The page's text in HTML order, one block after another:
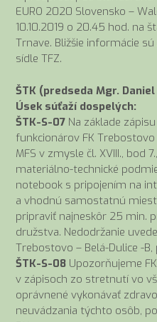
EURO 2020 Slovensko –
10.10.2019 o 20.45 hod. na
Trnave. Bližšie informácie
sídle TFZ.
ŠTK (predseda Mgr.
Úsek súťaží dospelých:
ŠTK-S-07 Na základe
funkcionárov FK
MFS v zmysle čl. XVIII., bod
materiálno-technické
notebook s pripojením na
a vhodnú samostatnú
pripraviť najneskôr 25 min.
družstva. Nedodržanie
Trebostovo – Belá-Dulice -
ŠTK-S-08 Upozorňujeme
v zápisoch zo stretnutí vo
oprávnené vykonávať
neuvádzania týchto osôb,